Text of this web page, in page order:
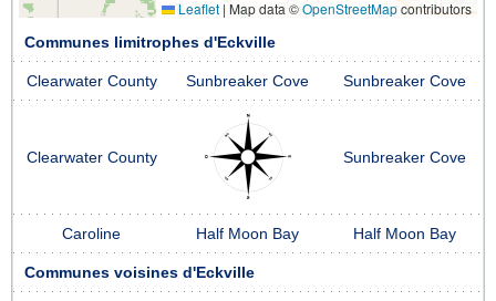
Leaflet | Map data ©OpenStreetMapcontributors
Communes limitrophes d'Eckville
Clearwater County Sunbreaker Cove Sunbreaker Cove
Clearwater County Sunbreaker Cove
Caroline Half Moon Bay Half Moon Bay
Communes voisines d'Eckville